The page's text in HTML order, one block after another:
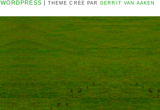
WORDPRESS | THEME CRÉÉ PARGERRIT VAN AAKEN